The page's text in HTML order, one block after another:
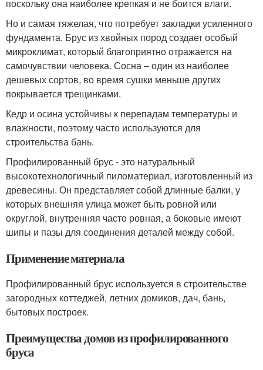
поскольку она наиболее крепкая и не боится влаги.
Но и самая тяжелая, что потребует закладки усиленного
фундамента. Брус из хвойных пород создает особый
микроклимат, который благоприятно отражается на
самочувствии человека. Сосна – один из наиболее
дешевых сортов, во время сушки меньше других
покрывается трещинками.
Кедр и осина устойчивы к перепадам температуры и
влажности, поэтому часто используются для
строительства бань.
Профилированный брус - это натуральный
высокотехнологичный пиломатериал, изготовленный из
древесины. Он представляет собой длинные балки, у
которых внешняя улица может быть ровной или
округлой, внутренняя часто ровная, а боковые имеют
шипы и пазы для соединения деталей между собой.
Применение материала
Профилированный брус используется в строительстве
загородных коттеджей, летних домиков, дач, бань,
бытовых построек.
Преимущества домов из профилированного
бруса